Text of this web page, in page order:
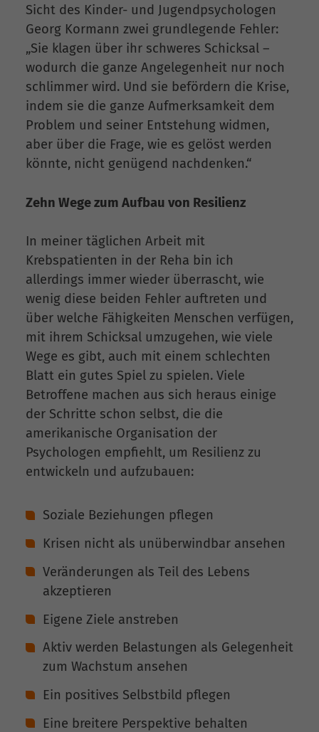
Sicht des Kinder- und Jugendpsychologen
Georg Kormann zwei grundlegende Fehler:
„Sie klagen über ihr schweres Schicksal –
wodurch die ganze Angelegenheit nur noch
schlimmer wird. Und sie befördern die Krise,
indem sie die ganze Aufmerksamkeit dem
Problem und seiner Entstehung widmen,
aber über die Frage, wie es gelöst werden
könnte, nicht genügend nachdenken.“
Zehn Wege zum Aufbau von Resilienz
In meiner täglichen Arbeit mit
Krebspatienten in der Reha bin ich
allerdings immer wieder überrascht, wie
wenig diese beiden Fehler auftreten und
über welche Fähigkeiten Menschen verfügen,
mit ihrem Schicksal umzugehen, wie viele
Wege es gibt, auch mit einem schlechten
Blatt ein gutes Spiel zu spielen. Viele
Betroffene machen aus sich heraus einige
der Schritte schon selbst, die die
amerikanische Organisation der
Psychologen empfiehlt, um Resilienz zu
entwickeln und aufzubauen:
Soziale Beziehungen pflegen
Krisen nicht als unüberwindbar ansehen
Veränderungen als Teil des Lebens
akzeptieren
Eigene Ziele anstreben
Aktiv werden Belastungen als Gelegenheit
zum Wachstum ansehen
Ein positives Selbstbild pflegen
Eine breitere Perspektive behalten